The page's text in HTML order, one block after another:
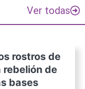
Ver todas
rostros de
rebelión de
bases